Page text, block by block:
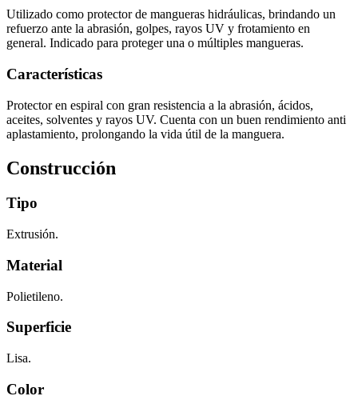
Utilizado como protector de mangueras hidráulicas, brindando un
refuerzo ante la abrasión, golpes, rayos UV y frotamiento en
general. Indicado para proteger una o múltiples mangueras.
Características
Protector en espiral con gran resistencia a la abrasión, ácidos,
aceites, solventes y rayos UV. Cuenta con un buen rendimiento anti
aplastamiento, prolongando la vida útil de la manguera.
Construcción
Tipo
Extrusión.
Material
Polietileno.
Superficie
Lisa.
Color